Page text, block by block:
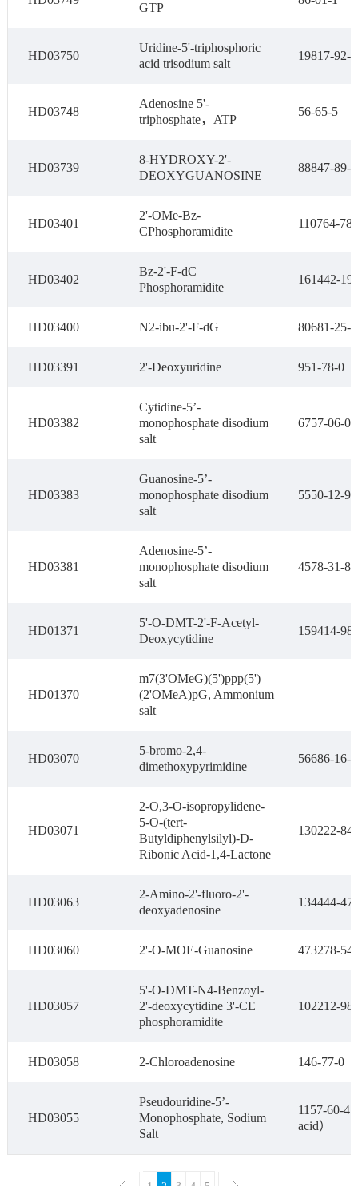
GTP
HD03750
Uridine-5'-triphosphoric
acid trisodium salt
19817-92-6
HD03748
Adenosine 5'-
triphosphate，ATP
56-65-5
HD03739
8-HYDROXY-2'-
DEOXYGUANOSINE
88847-89-6
HD03401
2'-OMe-Bz-
CPhosphoramidite
110764-
HD03402
Bz-2'-F-dC
Phosphoramidite
161442-
HD03400 N2-ibu-2'-F-dG 80681-25-0
HD03391 2'-Deoxyuridine 951-78-0
HD03382
Cytidine-5’-
monophosphate disodium
salt
6757-06-08
HD03383
Guanosine-5’-
monophosphate disodium
salt
5550-12-9
HD03381
Adenosine-5’-
monophosphate disodium
salt
4578-31-8
HD01371
5'-O-DMT-2'-F-Acetyl-
Deoxycytidine
159414-
HD01370
m7(3'OMeG)(5')ppp(5')
(2'OMeA)pG, Ammonium
salt
HD03070
5-bromo-2,4-
dimethoxypyrimidine
56686-16-9
HD03071
2-O,3-O-isopropylidene-
5-O-(tert-
Butyldiphenylsilyl)-D-
Ribonic Acid-1,4-Lactone
130222-
HD03063
2-Amino-2'-fluoro-2'-
deoxyadenosine
134444-
HD03060 2'-O-MOE-Guanosine 473278-
HD03057
5'-O-DMT-N4-Benzoyl-
2'-deoxycytidine 3'-CE
phosphoramidite
102212-
HD03058 2-Chloroadenosine 146-77-0
HD03055
Pseudouridine-5’-
Monophosphate, Sodium
Salt
1157-60-4
acid）